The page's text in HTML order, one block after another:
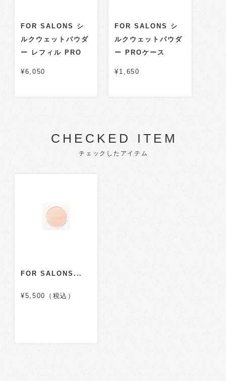
FOR SALONS シ
ルクウェットパウダ
ー レフィル PRO
¥6,050
FOR SALONS シ
ルクウェットパウダ
ー PROケース
¥1,650
CHECKED ITEM
チェックしたアイテム
FOR SALONS...
¥5,500（税込）